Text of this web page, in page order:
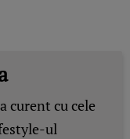
curent cu cele
ul